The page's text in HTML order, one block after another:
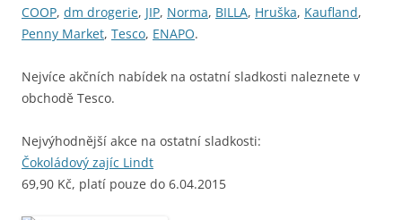
COOP, dm drogerie, JIP, Norma, BILLA, Hruška, Kaufland,
Penny Market, Tesco, ENAPO.
Nejvíce akčních nabídek na ostatní sladkosti naleznete v
obchodě Tesco.
Nejvýhodnější akce na ostatní sladkosti:
Čokoládový zajíc Lindt
69,90 Kč, platí pouze do 6.04.2015